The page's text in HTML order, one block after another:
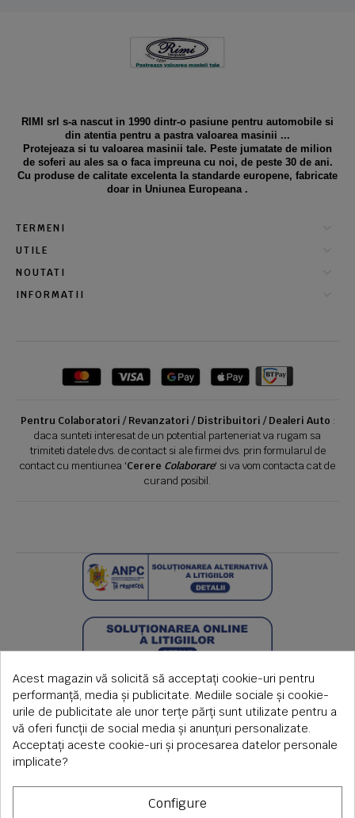
RIMI srl s-a nascut in 1990 dintr-o pasiune pentru automobile si
din atentia pentru a pastra valoarea masinii ...
Protejeaza si tu valoarea masinii tale. Peste jumatate de milion
de soferi au ales sa o faca impreuna cu noi, de peste 30 de ani.
Cu produse de calitate excelenta la standarde europene, fabricate
doar in Uniunea Europeana .
TERMENI
UTILE
NOUTATI
INFORMATII
Pentru Colaboratori / Revanzatori / Distribuitori / Dealeri Auto :
daca sunteti interesat de un potential parteneriat va rugam sa
trimiteti datele dvs. de contact si ale firmei dvs. prin formularul de
contact cu mentiunea 'Cerere Colaborare' si va vom contacta cat de
curand posibil.
Acest magazin vă solicită să acceptați cookie-uri pentru
performanță, media și publicitate. Mediile sociale și cookie-
urile de publicitate ale unor terțe părți sunt utilizate pentru a
vă oferi funcții de social media și anunțuri personalizate.
Acceptați aceste cookie-uri și procesarea datelor personale
implicate?
Configure